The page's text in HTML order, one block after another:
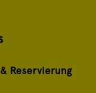
Reservierung